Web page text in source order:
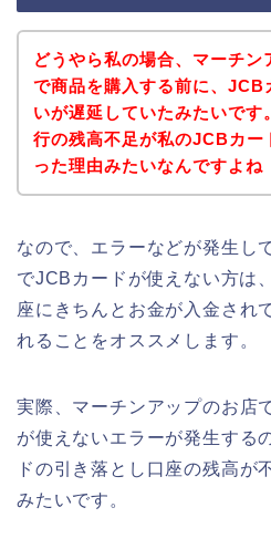
どうやら私の場合、マーチン
で商品を購入する前に、JCB
いが遅延していたみたいです
行の残高不足が私のJCBカー
った理由みたいなんですよね
なので、エラーなどが発生し
でJCBカードが使えない方は
座にきちんとお金が入金され
れることをオススメします。
実際、マーチンアップのお店
が使えないエラーが発生する
ドの引き落とし口座の残高が
みたいです。